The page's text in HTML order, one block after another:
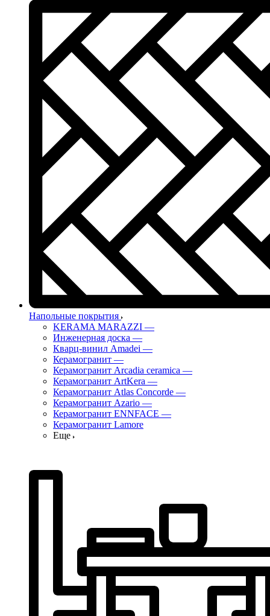
Напольные покрытия
KERAMA MARAZZI —
Инженерная доска —
Кварц-винил Amadei —
Керамогранит —
Керамогранит Arcadia ceramica —
Керамогранит ArtKera —
Керамогранит Atlas Concorde —
Керамогранит Azario —
Керамогранит ENNFACE —
Керамогранит Lamore
Еще